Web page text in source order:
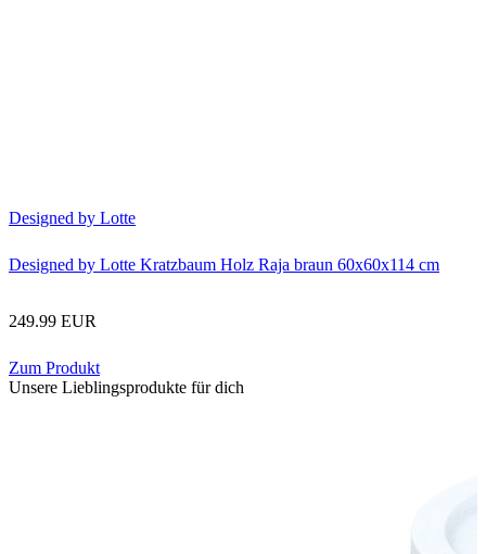
Designed by Lotte
Designed by Lotte Kratzbaum Holz Raja braun 60x60x114 cm
249.99 EUR
Zum Produkt
Unsere Lieblingsprodukte für dich